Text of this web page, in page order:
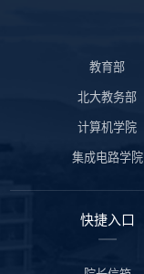
教育部
北大教务部
计算机学院
集成电路学院
快捷入口